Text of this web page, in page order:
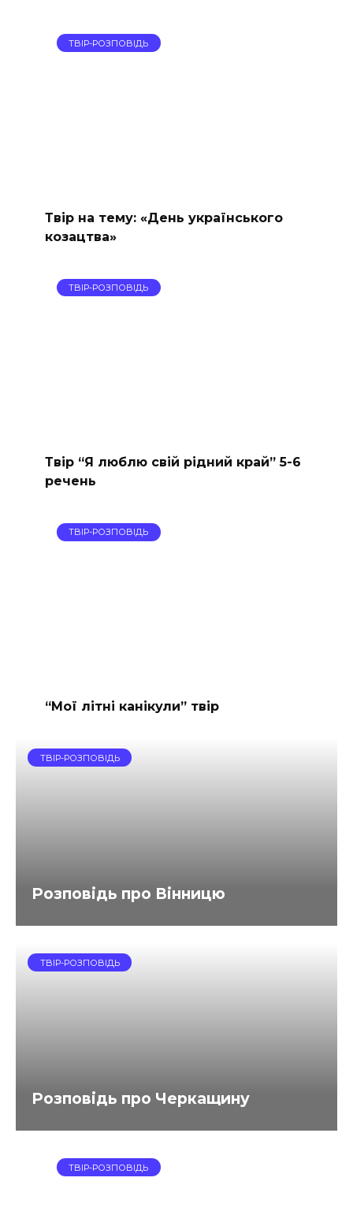
ТВІР-РОЗПОВІДЬ
Твір на тему: «День українського
козацтва»
ТВІР-РОЗПОВІДЬ
Твір “Я люблю свій рідний край” 5-6
речень
ТВІР-РОЗПОВІДЬ
“Мої літні канікули” твір
ТВІР-РОЗПОВІДЬ
Розповідь про Вінницю
ТВІР-РОЗПОВІДЬ
Розповідь про Черкащину
ТВІР-РОЗПОВІДЬ